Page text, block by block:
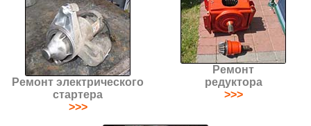
Ремонт электрического
стартера
>>>
Ремонт
редуктора
>>>